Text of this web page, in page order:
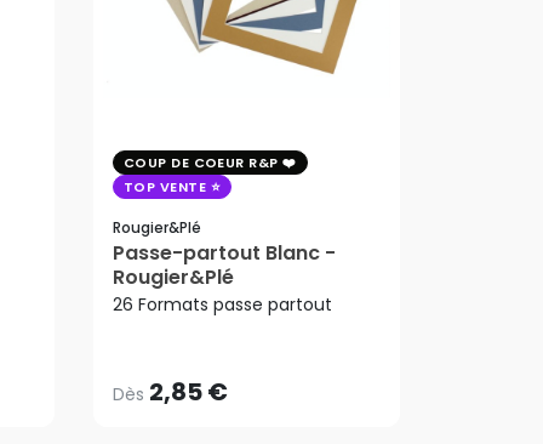
COUP DE COEUR R&P
TOP VENTE
Rougier&plé
Passe-partout Blanc -
Rougier&Plé
26 Formats passe partout
Dès 2,85 €
Dès2,85 €